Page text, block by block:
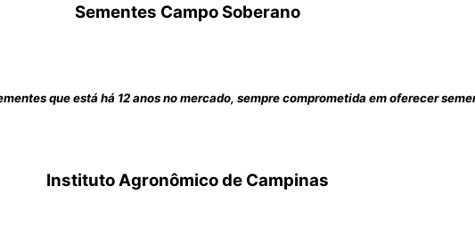
Sementes Campo Soberano
que está há 12 anos no mercado, sempre comprometida em oferecer
Instituto Agronômico de Campinas